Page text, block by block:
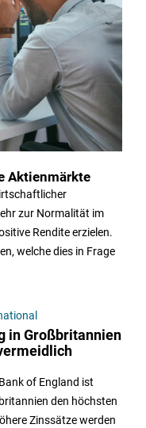
Aktienmärkte
zur Normalität im
Rendite erzielen.
welche dies in Frage
in Großbritannien
of England ist
den höchsten
Zinssätze werden